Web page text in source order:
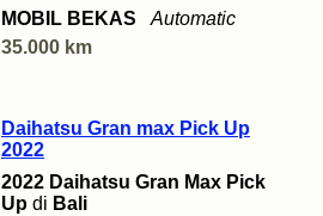
MOBIL BEKAS
Automatic
35.000 km
Daihatsu Gran max Pick Up
2022
2022 Daihatsu Gran Max Pick
Up di Bali